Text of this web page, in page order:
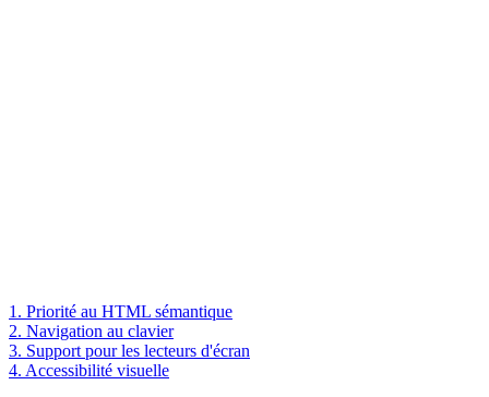
1. Priorité au HTML sémantique
2. Navigation au clavier
3. Support pour les lecteurs d'écran
4. Accessibilité visuelle